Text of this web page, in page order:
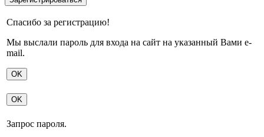
Спасибо за регистрацию!
Мы выслали пароль для входа на сайт на указанный Вами e-
mail.
OK
OK
Запрос пароля.